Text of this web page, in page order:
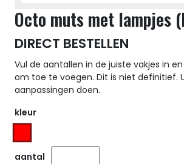
Octo muts met lampjes
DIRECT BESTELLEN
Vul de aantallen in de juiste vakjes in
om toe te voegen. Dit is niet definitief.
aanpassingen doen.
kleur
aantal